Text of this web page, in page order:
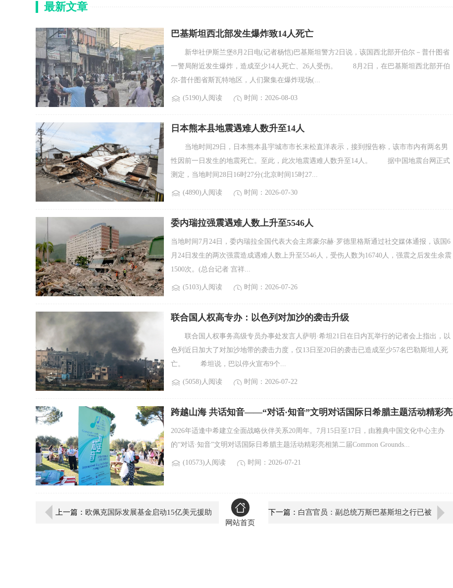
最新文章
巴基斯坦西北部发生爆炸致14人死亡
新华社伊斯兰堡8月2日电(记者杨恺)巴基斯坦警方2日说，该国西北部开伯尔－普什图省
一警局附近发生爆炸，造成至少14人死亡、26人受伤。 8月2日，在巴基斯坦西北部开伯
尔-普什图省斯瓦特地区，人们聚集在爆炸现场(...
(5190)人阅读 时间：2026-08-03
日本熊本县地震遇难人数升至14人
当地时间29日，日本熊本县宇城市市长末松直洋表示，接到报告称，该市市内有两名男
性因前一日发生的地震死亡。至此，此次地震遇难人数升至14人。 据中国地震台网正式
测定，当地时间28日16时27分(北京时间15时27...
(4890)人阅读 时间：2026-07-30
委内瑞拉强震遇难人数上升至5546人
当地时间7月24日，委内瑞拉全国代表大会主席豪尔赫·罗德里格斯通过社交媒体通报，该国6
月24日发生的两次强震造成遇难人数上升至5546人，受伤人数为16740人，强震之后发生余震
1500次。(总台记者 宫祥...
(5103)人阅读 时间：2026-07-26
联合国人权高专办：以色列对加沙的袭击升级
联合国人权事务高级专员办事处发言人萨明·希坦21日在日内瓦举行的记者会上指出，以
色列近日加大了对加沙地带的袭击力度，仅13日至20日的袭击已造成至少57名巴勒斯坦人死
亡。 希坦说，巴以停火宣布9个...
(5058)人阅读 时间：2026-07-22
跨越山海 共话知音——“对话·知音”文明对话国际日希腊主题活动精彩亮
2026年适逢中希建立全面战略伙伴关系20周年。7月15日至17日，由雅典中国文化中心主办
的“对话·知音”文明对话国际日希腊主题活动精彩亮相第二届Common Grounds...
(10573)人阅读 时间：2026-07-21
上一篇： 欧佩克国际发展基金启动15亿美元援助
网站首页
下一篇： 白宫官员：副总统万斯巴基斯坦之行已被